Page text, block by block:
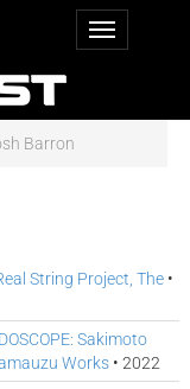
Barron
String Project, The •
Sakimoto
Works • 2022